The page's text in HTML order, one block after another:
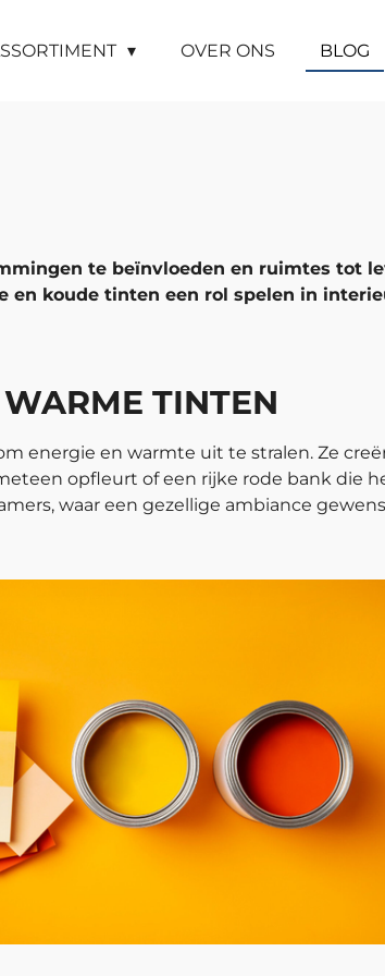
OVER ONS BLOG
te beïnvloeden en ruimtes tot
en koude tinten een rol spelen in
WARME TINTEN
energie en warmte uit te stralen. Ze
opfleurt of een rijke rode bank die
waar een gezellige ambiance